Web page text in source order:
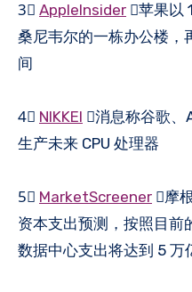
3⃣️ AppleInsider ：苹果
桑尼韦尔的一栋办公楼，
间
4⃣️ NIKKEI ：消息称谷歌
生产未来 CPU 处理器
5⃣️ MarketScreener ：摩
资本支出预测，按照目前
数据中心支出将达到 5 万